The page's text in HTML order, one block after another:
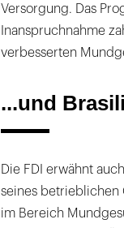
Versorgung. Das
Inanspruchnahme
verbesserten
...und
Die FDI erwähnt
seines betrieblichen
im Bereich